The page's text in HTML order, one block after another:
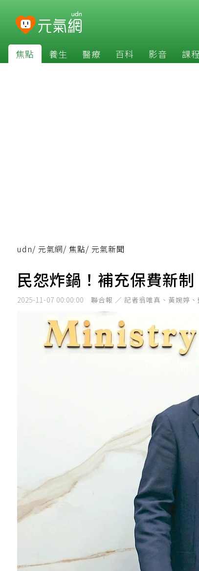
焦點 養生 醫療 百科 影音 課程
udn/ 元氣網/ 焦點/ 元氣新聞
民怨炸鍋！補充保費新
2025-11-07 00:00:00 聯合報 ／ 記者翁唯真、黃婉婷